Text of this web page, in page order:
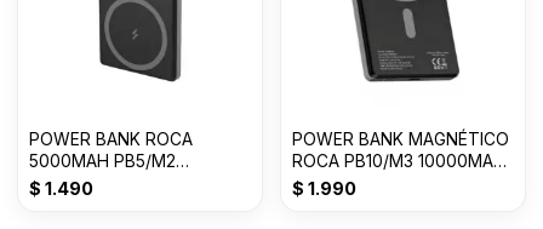
POWER BANK ROCA
5000MAH PB5/M2
MAGNETICO TIPO/C 3A
$ 1.490
POWER BANK MAGNÉTICO
ROCA PB10/M3 10000MAH
$ 1.990